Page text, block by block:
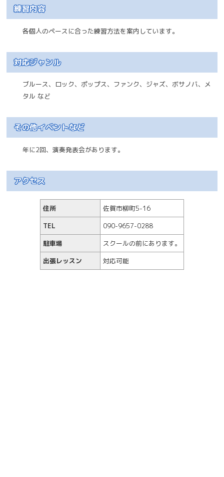
練習内容
各個人のペースに合った練習方法を案内しています。
対応ジャンル
ブルース、ロック、ポップス、ファンク、ジャズ、ボサノバ、メ
タル など
その他イベントなど
年に2回、演奏発表会があります。
アクセス
住所
佐賀市柳町5-16
TEL
090-9657-0288
駐車場
スクールの前にあります。
出張レッスン
対応可能